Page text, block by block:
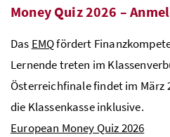
Money Quiz 2026 –
Das EMQfördert
Lernende treten im
Österreichfinale findet im März
die Klassenkasse inklusive.
European Money Quiz 2026